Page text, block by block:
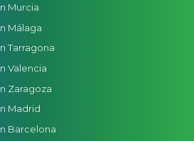
Murcia
Málaga
Tarragona
Valencia
Zaragoza
Madrid
Barcelona